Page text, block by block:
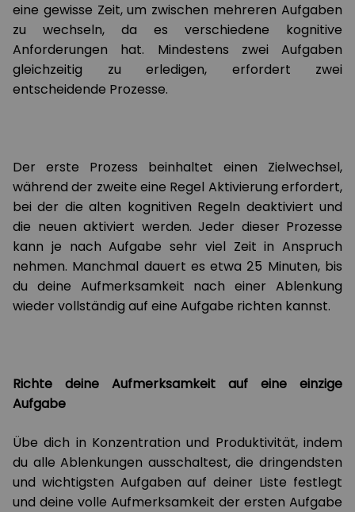
eine gewisse Zeit, um zwischen mehreren Aufgaben
zu wechseln, da es verschiedene kognitive
Anforderungen hat. Mindestens zwei Aufgaben
gleichzeitig zu erledigen, erfordert zwei
entscheidende Prozesse.
Der erste Prozess beinhaltet einen Zielwechsel,
während der zweite eine Regel Aktivierung erfordert,
bei der die alten kognitiven Regeln deaktiviert und
die neuen aktiviert werden. Jeder dieser Prozesse
kann je nach Aufgabe sehr viel Zeit in Anspruch
nehmen. Manchmal dauert es etwa 25 Minuten, bis
du deine Aufmerksamkeit nach einer Ablenkung
wieder vollständig auf eine Aufgabe richten kannst.
Richte deine Aufmerksamkeit auf eine einzige
Aufgabe
Übe dich in Konzentration und Produktivität, indem
du alle Ablenkungen ausschaltest, die dringendsten
und wichtigsten Aufgaben auf deiner Liste festlegt
und deine volle Aufmerksamkeit der ersten Aufgabe